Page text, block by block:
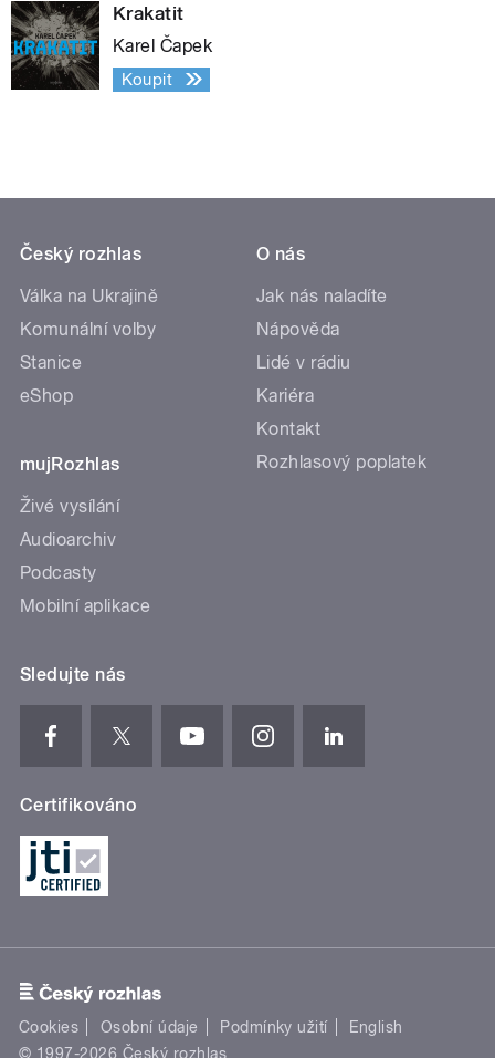
Krakatit
Karel Čapek
Koupit
Český rozhlas
Válka na Ukrajině
Komunální volby
Stanice
eShop
mujRozhlas
Živé vysílání
Audioarchiv
Podcasty
Mobilní aplikace
O nás
Jak nás naladíte
Nápověda
Lidé v rádiu
Kariéra
Kontakt
Rozhlasový poplatek
Sledujte nás
Certifikováno
Cookies Osobní údaje Podmínky užití
English
© 1997-2026 Český rozhlas